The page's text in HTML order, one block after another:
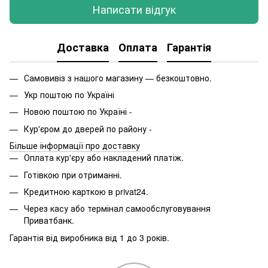
Написати відгук
Доставка Оплата Гарантія
Самовивіз з нашого магазину — безкоштовно.
Укр поштою по Україні
Новою поштою по Україні -
Кур'єром до дверей по району -
Більше інформації про доставку
Оплата кур'єру або накладений платіж.
Готівкою при отриманні.
Кредитною карткою в privat24.
Через касу або термінал самообслуговування
Приватбанк.
Гарантія від виробника від 1 до 3 років.